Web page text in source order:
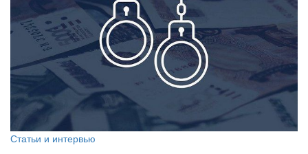
Статьи и интервью